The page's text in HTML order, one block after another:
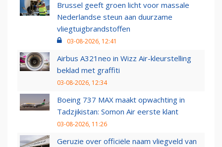
Brussel geeft groen licht voor massale
Nederlandse steun aan duurzame
vliegtuigbrandstoffen
03-08-2026, 12:41
Airbus A321neo in Wizz Air-kleurstelling
beklad met graffiti
03-08-2026, 12:34
Boeing 737 MAX maakt opwachting in
Tadzjikistan: Somon Air eerste klant
03-08-2026, 11:26
Geruzie over officiële naam vliegveld van